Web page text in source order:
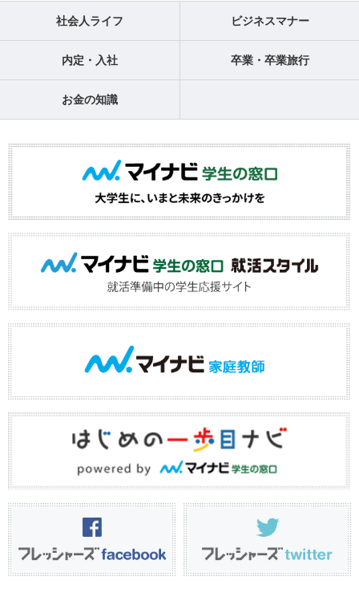
社会人ライフ ビジネスマナー
内定・入社 卒業・卒業旅行
お金の知識